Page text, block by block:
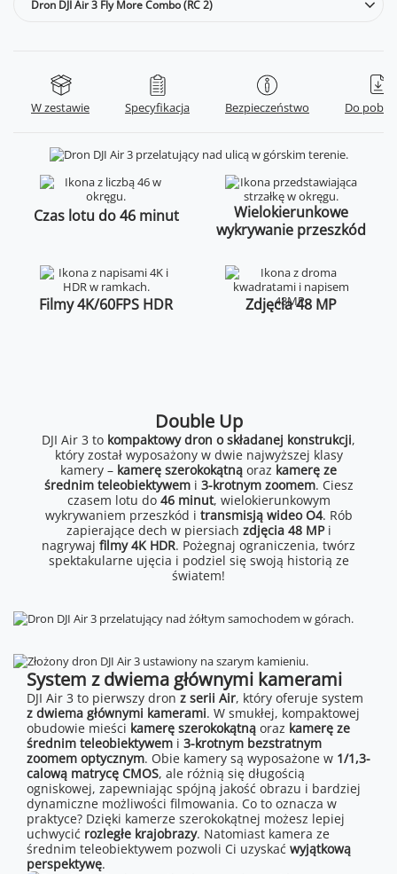
Dron DJI Air 3 Fly More Combo (RC 2)
W zestawie Specyfikacja Bezpieczeństwo Do
Czas lotu do 46 minut
Wielokierunkowe
wykrywanie przeszkód
Filmy 4K/60FPS HDR Zdjęcia 48 MP
Double Up
DJI Air 3 to kompaktowy dron o składanej konstrukcji,
który został wyposażony w dwie najwyższej klasy
kamery – kamerę szerokokątną oraz kamerę ze
średnim teleobiektywemi 3-krotnym zoomem. Ciesz
czasem lotu do 46 minut, wielokierunkowym
wykrywaniem przeszkód i transmisją wideo O4. Rób
zapierające dech w piersiach zdjęcia 48 MPi
nagrywaj filmy 4K HDR. Pożegnaj ograniczenia, twórz
spektakularne ujęcia i podziel się swoją historią ze
światem!
System z dwiema głównymi kamerami
DJI Air 3 to pierwszy dron z serii Air, który oferuje system
z dwiema głównymi kamerami. W smukłej, kompaktowej
obudowie mieści kamerę szerokokątną oraz kamerę ze
średnim teleobiektywem i 3-krotnym bezstratnym
zoomem optycznym. Obie kamery są wyposażone w 1/1,3-
calową matrycę CMOS, ale różnią się długością
ogniskowej, zapewniając spójną jakość obrazu i bardziej
dynamiczne możliwości filmowania. Co to oznacza w
praktyce? Dzięki kamerze szerokokątnej możesz lepiej
uchwycić rozległe krajobrazy. Natomiast kamera ze
średnim teleobiektywem pozwoli Ci uzyskać wyjątkową
perspektywę.